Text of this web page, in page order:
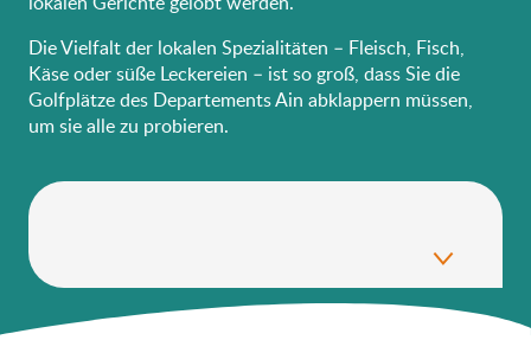
Die Vielfalt der lokalen Spezialitäten – Fleisch, Fisch,
Käse oder süße Leckereien – ist so groß, dass Sie die
Golfplätze des Departements Ain abklappern müssen,
um sie alle zu probieren.